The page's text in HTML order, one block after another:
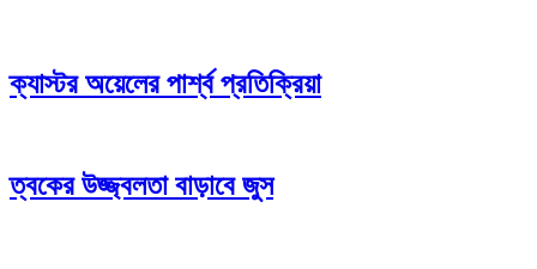
ক্যাস্টর অয়েলের পার্শ্ব প্রতিক্রিয়া
ত্বকের উজ্জ্বলতা বাড়াবে জুস